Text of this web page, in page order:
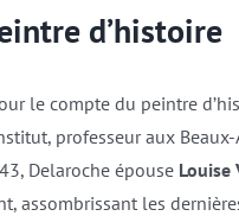
d’histoire
le compte du peintre
professeur aux
Delaroche épouse Louise
assombrissant les